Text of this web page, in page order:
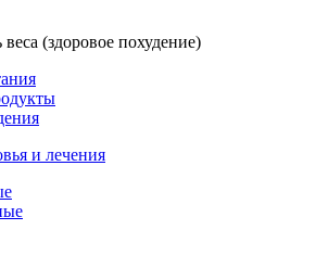
(здоровое похудение)
и лечения